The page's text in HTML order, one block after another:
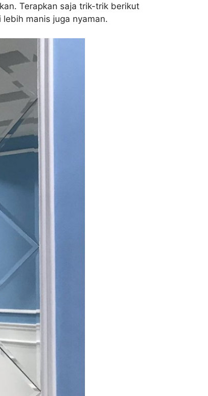
Terapkan saja trik-trik berikut
manis juga nyaman.